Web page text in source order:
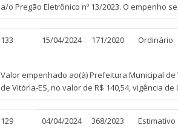
a/o Pregão Eletrônico nº 13/2023. O empenho
133 15/04/2024 171/2020 Ordinário
Valor empenhado ao(à) Prefeitura Municipal
de Vitória-ES, no valor de R$ 140,54, vigência de
129 04/04/2024 368/2023 Estimativo